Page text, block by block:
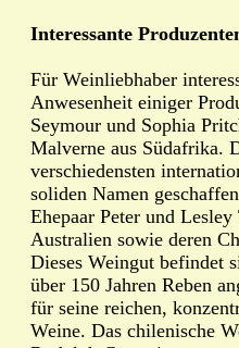
Interessante
Für Weinliebhaber
Anwesenheit einiger
Seymour und Sophia
Malverne aus Südafrika.
verschiedensten
soliden Namen
Ehepaar Peter und
Australien sowie deren
Dieses Weingut befindet
über 150 Jahren Reben
für seine reichen,
Weine. Das chilenische